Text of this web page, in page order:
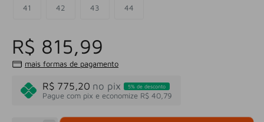
41 42 43 44
R$ 815,99
mais formas de pagamento
R$ 775,20 no pix 5% de desconto
Pague com pix e economize R$ 40,79